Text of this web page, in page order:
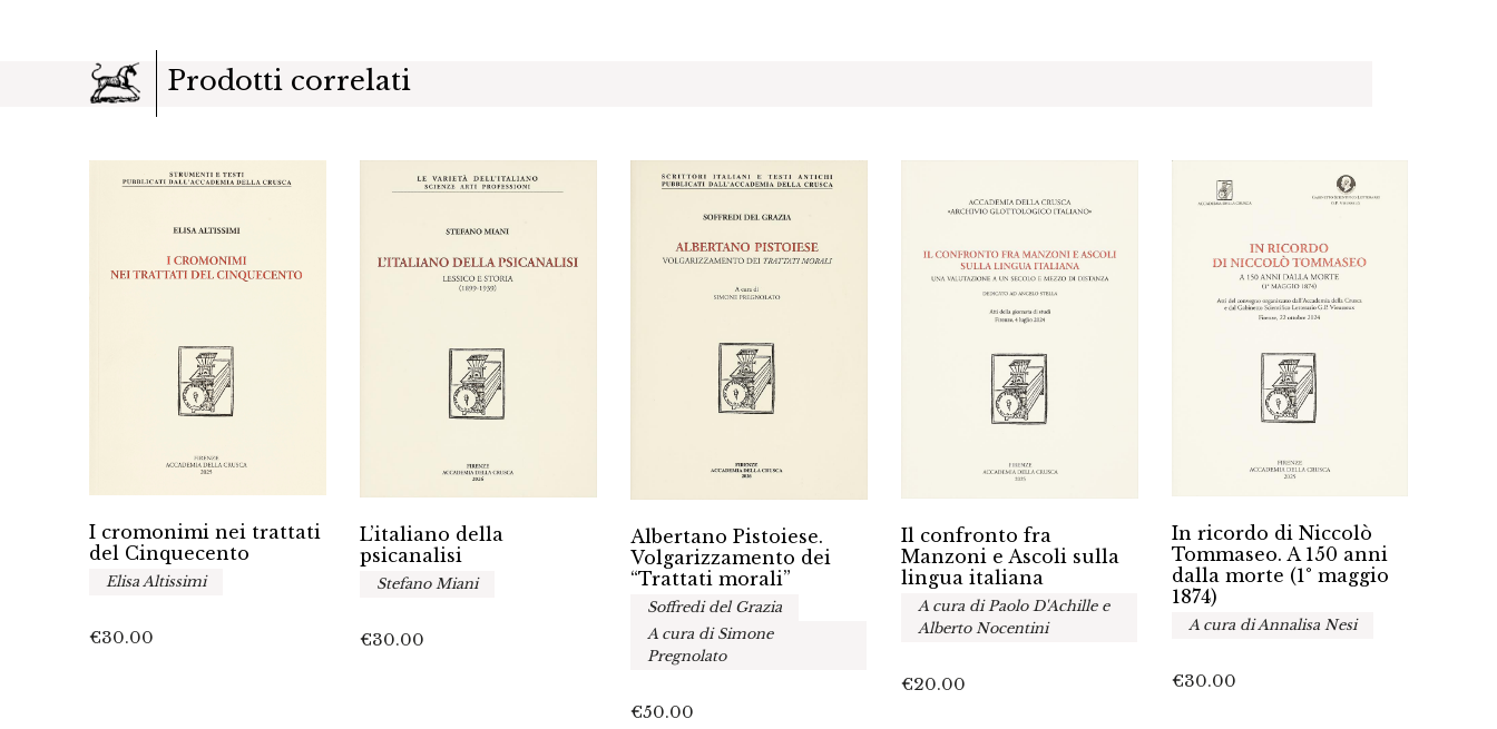
Prodotti correlati
I cromonimi nei trattati
del Cinquecento
Elisa Altissimi
€30.00
L’italiano della
psicanalisi
Stefano Miani
€30.00
Albertano Pistoiese.
Volgarizzamento dei
“Trattati morali”
Soffredi del Grazia
A cura di Simone
Pregnolato
€50.00
Il confronto fra
Manzoni e Ascoli sulla
lingua italiana
A cura di Paolo D'Achille e
Alberto Nocentini
€20.00
In ricordo di Niccolò
Tommaseo. A 150 anni
dalla morte (1° maggio
1874)
A cura di Annalisa Nesi
€30.00